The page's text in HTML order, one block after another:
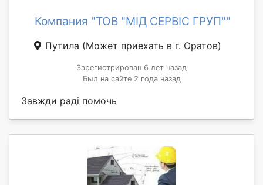
Компания "ТОВ "МІД СЕРВІС ГРУП""
Путила (Может приехать в г. Оратов)
Зарегистрирован 6 лет назад
Был на сайте 2 года назад
Завжди раді помочь